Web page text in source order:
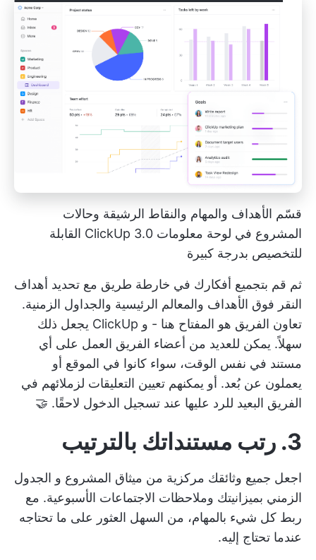
قسّم الأهداف والمهام والنقاط الرشيقة وحالات
المشروع في لوحة معلومات ClickUp 3.0 القابلة
للتخصيص بدرجة كبيرة
ثم قم بتجميع أفكارك في خارطة طريق مع تحديد أهداف
النقر فوق الأهداف والمعالم الرئيسية والجداول الزمنية.
تعاون الفريق هو المفتاح هنا - و ClickUp يجعل ذلك
سهلاً. يمكن للعديد من أعضاء الفريق العمل على أي
مستند في نفس الوقت، سواء كانوا في الموقع أو
يعملون عن بُعد. أو يمكنهم تعيين التعليقات لزملائهم في
الفريق البعيد للرد عليها عند تسجيل الدخول لاحقًا. 🤝
3. رتب مستنداتك بالترتيب
اجعل جميع وثائقك مركزية من ميثاق المشروع و الجدول
الزمني بميزانيتك وملاحظات الاجتماعات الأسبوعية. مع
ربط كل شيء بالمهام، من السهل العثور على ما تحتاجه
عندما تحتاج إليه.